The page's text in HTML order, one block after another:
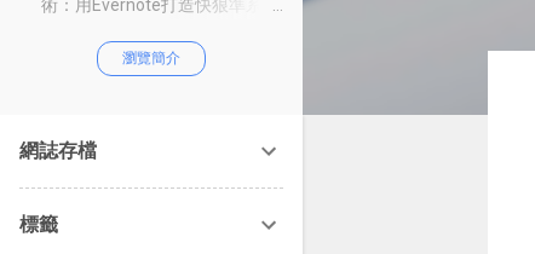
術：用Evernote打造快狠準系
作術：從職場到人生的100個聰明
瀏覽簡介
網誌存檔
標籤